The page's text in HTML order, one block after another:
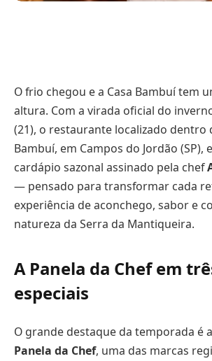
O frio chegou e a Casa Bambuí tem
altura. Com a virada oficial do
(21), o restaurante localizado dentro
Bambuí, em Campos do Jordão (SP),
cardápio sazonal assinado pela chef
— pensado para transformar cada
experiência de aconchego, sabor e
natureza da Serra da Mantiqueira.
A Panela da Chef em
especiais
O grande destaque da temporada é
Panela da Chef, uma das marcas